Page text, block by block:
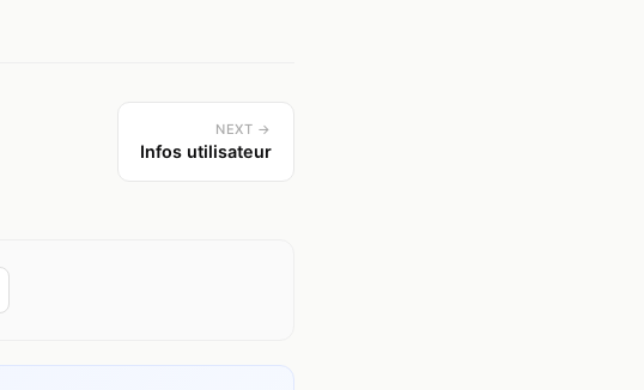
NEXT →
Infos utilisateur